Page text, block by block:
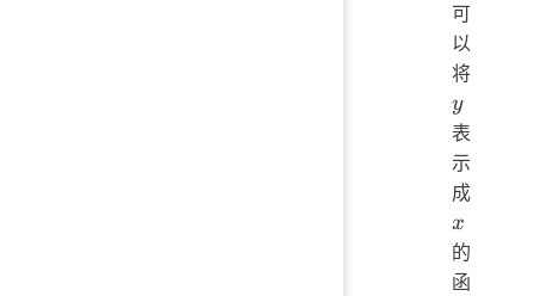
可
以
将
y
表
示
成
x
的
函